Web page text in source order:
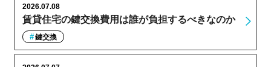
賃貸住宅の鍵交換費用は誰が負担するべきなのか
2026.07.08
鍵交換